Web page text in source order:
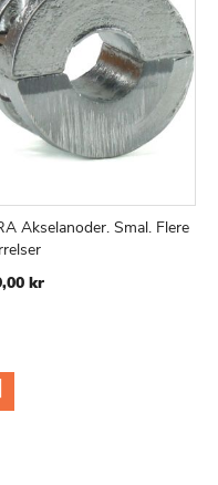
Læg i kurv
Akselanoder. Smal. Flere
kr